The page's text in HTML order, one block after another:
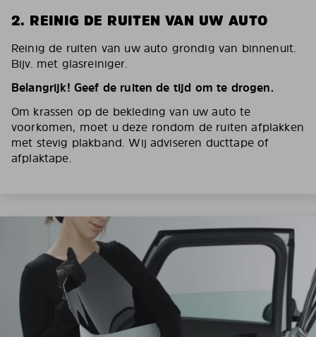
2. REINIG DE RUITEN VAN UW AUTO
Reinig de ruiten van uw auto grondig van binnenuit.
Bijv. met glasreiniger.
Belangrijk! Geef de ruiten de tijd om te drogen.
Om krassen op de bekleding van uw auto te
voorkomen, moet u deze rondom de ruiten afplakken
met stevig plakband. Wij adviseren ducttape of
afplaktape.